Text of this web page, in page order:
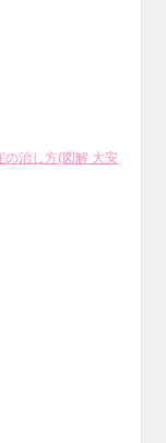
の治し方(図解 大安